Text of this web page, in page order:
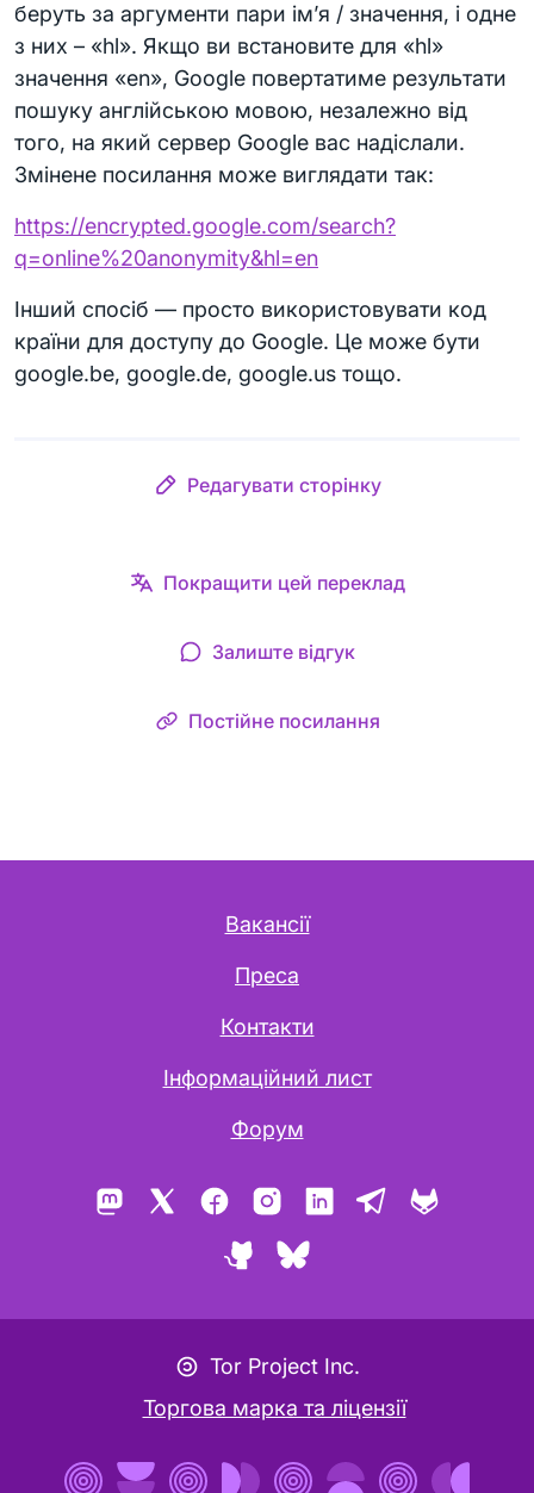
беруть за аргументи пари ім’я / значення, і одне
з них – «hl». Якщо ви встановите для «hl»
значення «en», Google повертатиме результати
пошуку англійською мовою, незалежно від
того, на який сервер Google вас надіслали.
Змінене посилання може виглядати так:
https://encrypted.google.com/search?
q=online%20anonymity&hl=en
Інший спосіб — просто використовувати код
країни для доступу до Google. Це може бути
google.be, google.de, google.us тощо.
Редагувати сторінку
Покращити цей переклад
Залиште відгук
Постійне посилання
Вакансії
Преса
Контакти
Інформаційний лист
Форум
Mastodon FacebookInstagramLinkedInTelegram
GitHubBluesky
Значок авторського лефту
Tor Project Inc.
Торгова марка та ліцензії